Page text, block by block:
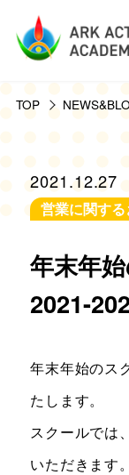
アーク
お知らせ＆ブログ
会社概要
TOP
2021.12.27
営業に関す
年末年
2021-
年末年始のス
たします。
スクールでは
いただきます。